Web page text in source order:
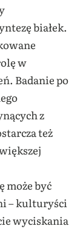
białek.
w
Badanie po
z
też
może być
– kulturyści
wyciskania